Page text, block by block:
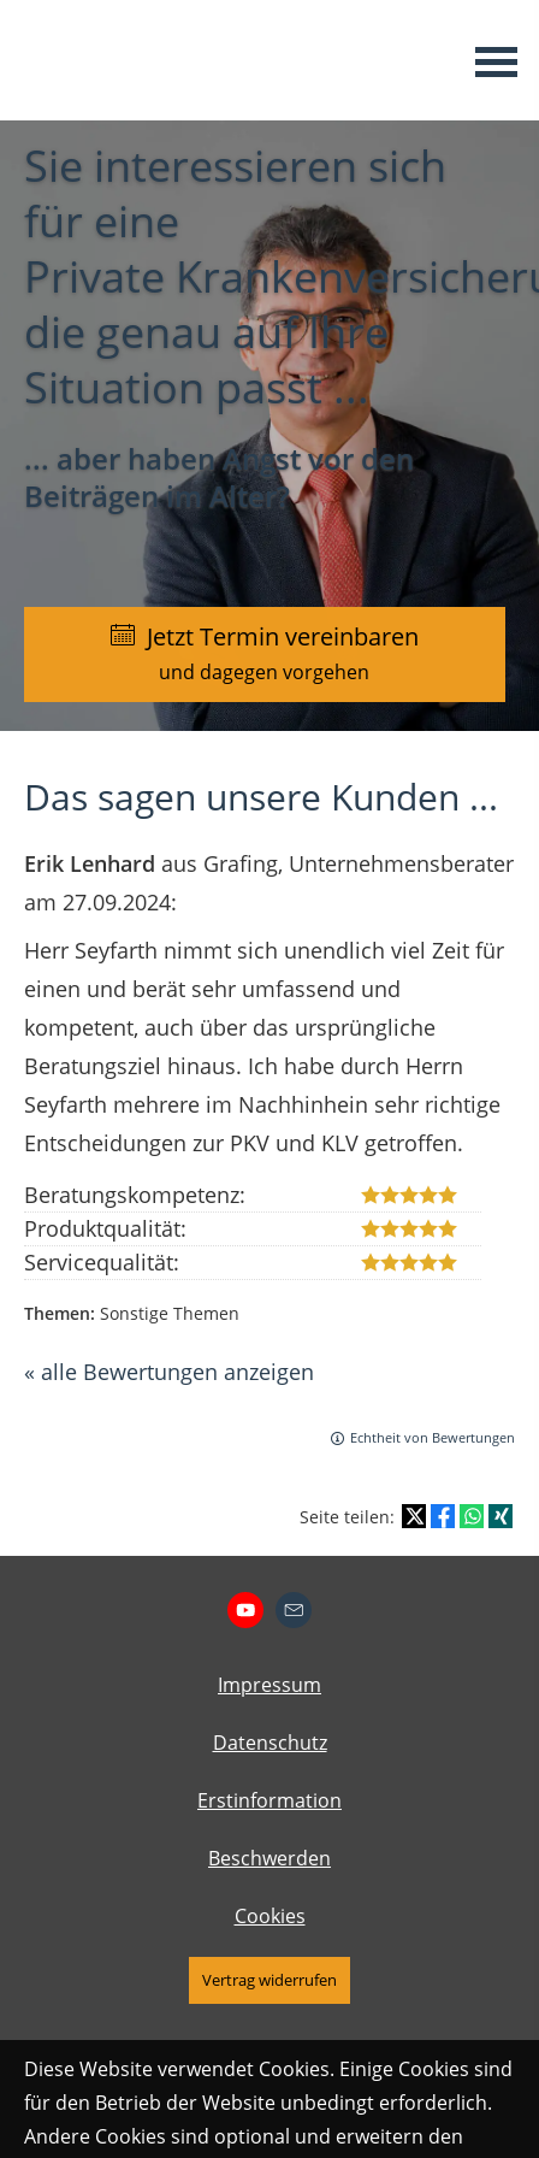
Sie interessieren sich
für eine
Private
die genau auf Ihre
Situation passt ...
... aber haben Angst vor den
Beiträgen im Alter?
Jetzt Termin vereinbaren
und dagegen vorgehen
Jetzt Termin vereinbaren
und dagegen vorgehen
Jetzt Termin vereinbaren
und dagegen vorgehen
Das sagen unsere Kunden ...
Erik Lenhard aus Grafing, Unternehmensberater
am 27.09.2024:
Herr Seyfarth nimmt sich unendlich viel Zeit für
einen und berät sehr umfassend und
kompetent, auch über das ursprüngliche
Beratungsziel hinaus. Ich habe durch Herrn
Seyfarth mehrere im Nachhinhein sehr richtige
Entscheidungen zur PKV und KLV getroffen.
Beratungskompetenz:
Produktqualität:
Servicequalität:
Themen: Sonstige Themen
« alle Bewertungen anzeigen
Echtheit von Bewertungen
Seite teilen:
Impressum
Datenschutz
Erstinformation
Beschwerden
Cookies
Vertrag widerrufen
Diese Website verwendet Cookies. Einige Cookies sind
für den Betrieb der Website unbedingt erforderlich.
Andere Cookies sind optional und erweitern den